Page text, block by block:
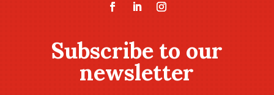
Subscribe to our
newsletter